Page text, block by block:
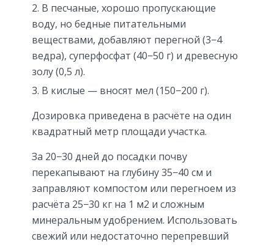
В песчаные, хорошо пропускающие
воду, но бедные питательными
веществами, добавляют перегной (3−4
ведра), суперфосфат (40−50 г) и древесную
золу (0,5 л).
В кислые — вносят мел (150−200 г).
Дозировка приведена в расчёте на один
квадратный метр площади участка.
За 20−30 дней до посадки почву
перекапывают на глубину 35−40 см и
заправляют компостом или перегноем из
расчёта 25−30 кг на 1 м2 и сложным
минеральным удобрением. Использовать
свежий или недостаточно перепревший